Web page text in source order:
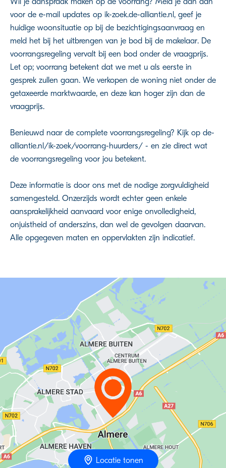
voor de e-mail updates op ik-zoek.de-alliantie.nl, geef je
huidige woonsituatie op bij de bezichtigingsaanvraag en
meld het bij het uitbrengen van je bod bij de makelaar. De
voorrangsregeling vervalt bij een bod onder de vraagprijs.
Let op; voorrang betekent dat we met u als eerste in
gesprek zullen gaan. We verkopen de woning niet onder de
getaxeerde marktwaarde, en deze kan hoger zijn dan de
vraagprijs.
Benieuwd naar de complete voorrangsregeling? Kijk op de-
alliantie.nl/ik-zoek/voorrang-huurders/ - en zie direct wat
de voorrangsregeling voor jou betekent.
Deze informatie is door ons met de nodige zorgvuldigheid
samengesteld. Onzerzijds wordt echter geen enkele
aansprakelijkheid aanvaard voor enige onvolledigheid,
onjuistheid of anderszins, dan wel de gevolgen daarvan.
Alle opgegeven maten en oppervlakten zijn indicatief.
Locatie tonen